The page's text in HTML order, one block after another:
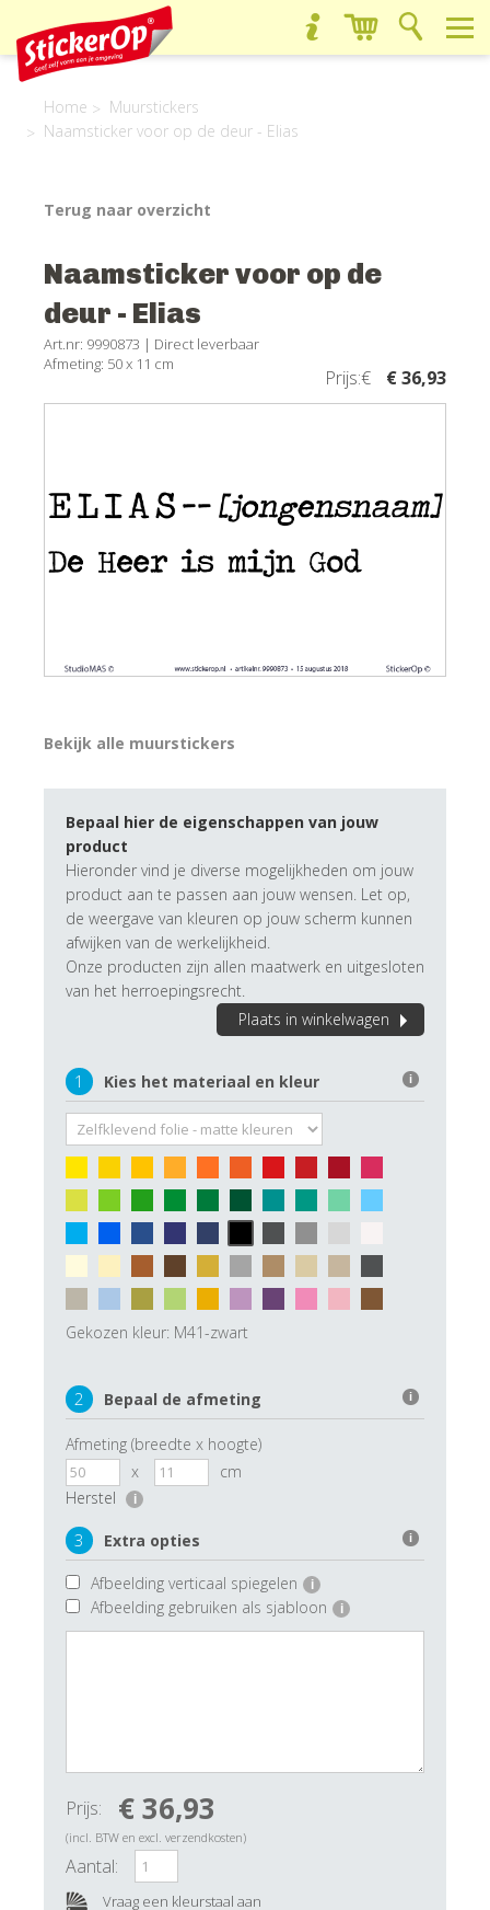
Home
Muurstickers
Naamsticker voor op de deur - Elias
Terug naar overzicht
Naamsticker voor op de
deur - Elias
Art.nr: 9990873 | Direct leverbaar
Afmeting: 50 x 11 cm
Prijs:€ € 36,93
Bekijk alle muurstickers
Bepaal hier de eigenschappen van jouw
product
Hieronder vind je diverse mogelijkheden om jouw
product aan te passen aan jouw wensen. Let op,
de weergave van kleuren op jouw scherm kunnen
afwijken van de werkelijkheid.
Onze producten zijn allen maatwerk en uitgesloten
van het herroepingsrecht.
Plaats in winkelwagen
1 Kies het materiaal en kleur i
Gekozen kleur: M41-zwart
2 Bepaal de afmeting i
Afmeting (breedte x hoogte)
x
cm
Herstel
i
3 Extra opties i
Afbeelding verticaal spiegelen i
Afbeelding gebruiken als sjabloon i
Prijs: € 36,93
(incl. BTW en excl. verzendkosten)
Aantal:
Vraag een kleurstaal aan